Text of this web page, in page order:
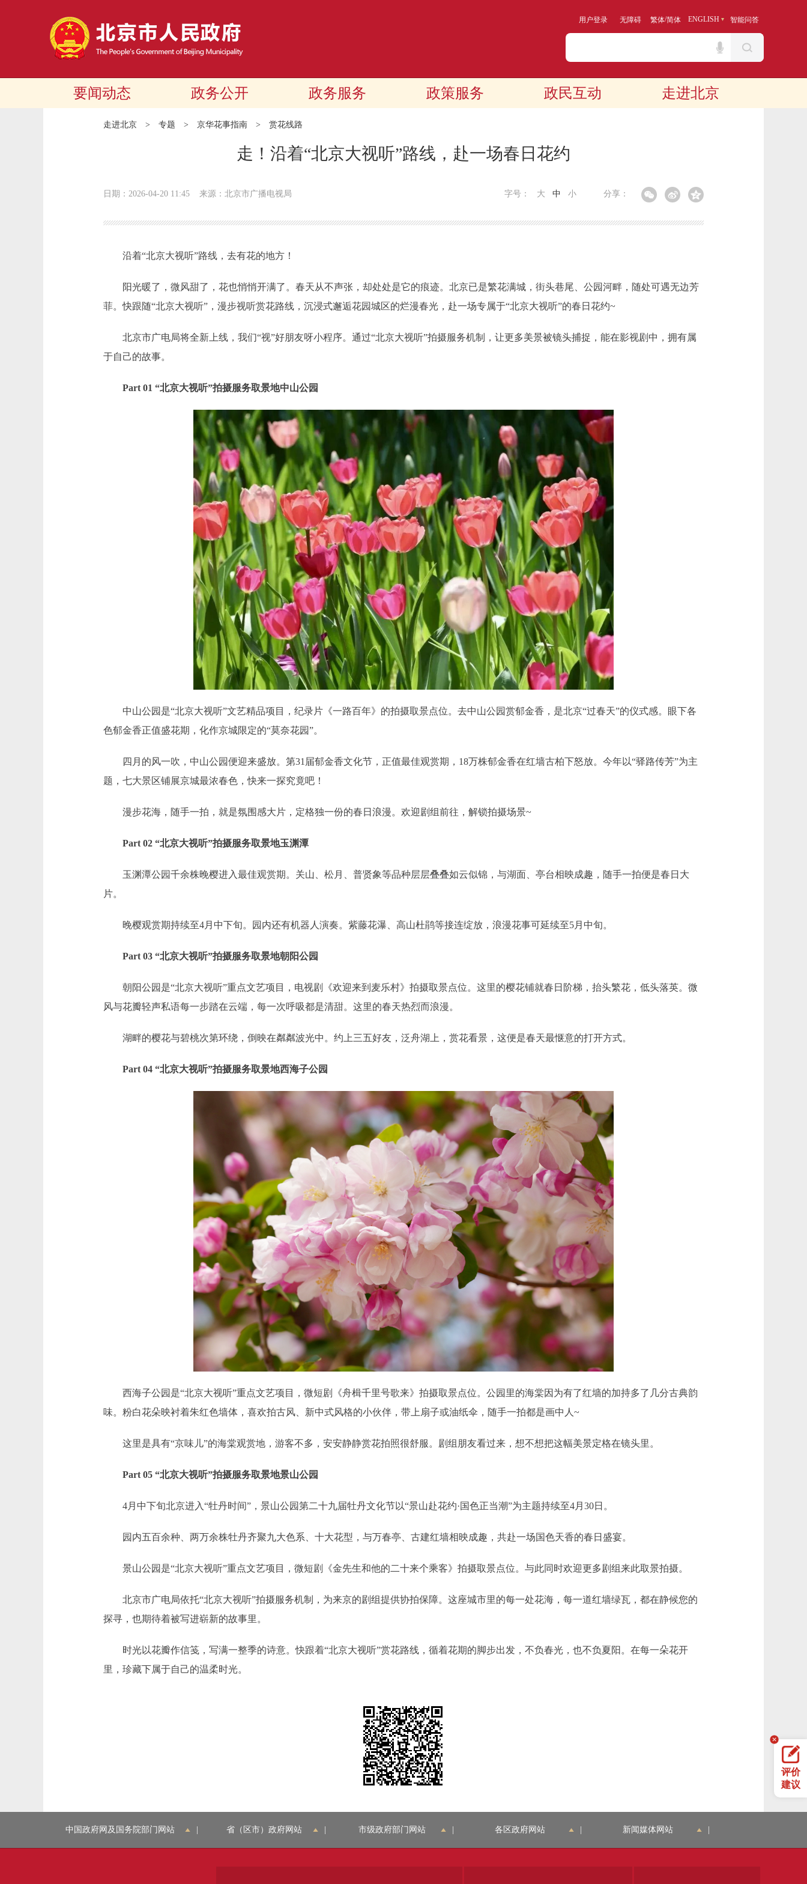
用户登录 无障碍 繁体/简体 ENGLISH 智能问答
要闻动态 政务公开 政务服务 政策服务 政民互动 走进北京
走进北京 > 专题 > 京华花事指南 > 赏花线路
走！沿着“北京大视听”路线，赴一场春日花约
日期：2026-04-20 11:45 来源：北京市广播电视局 分享：
字号： 大 中 小
沿着“北京大视听”路线，去有花的地方！
阳光暖了，微风甜了，花也悄悄开满了。春天从不声张，却处处是它的痕迹。北京已是繁花满城，街头巷尾、公园河畔，随处可遇无边芳
菲。快跟随“北京大视听”，漫步视听赏花路线，沉浸式邂逅花园城区的烂漫春光，赴一场专属于“北京大视听”的春日花约~
北京市广电局将全新上线，我们“视”好朋友呀小程序。通过“北京大视听”拍摄服务机制，让更多美景被镜头捕捉，能在影视剧中，拥有属
于自己的故事。
Part 01 “北京大视听”拍摄服务取景地中山公园
中山公园是“北京大视听”文艺精品项目，纪录片《一路百年》的拍摄取景点位。去中山公园赏郁金香，是北京“过春天”的仪式感。眼下各
色郁金香正值盛花期，化作京城限定的“莫奈花园”。
四月的风一吹，中山公园便迎来盛放。第31届郁金香文化节，正值最佳观赏期，18万株郁金香在红墙古柏下怒放。今年以“驿路传芳”为主
题，七大景区铺展京城最浓春色，快来一探究竟吧！
漫步花海，随手一拍，就是氛围感大片，定格独一份的春日浪漫。欢迎剧组前往，解锁拍摄场景~
Part 02 “北京大视听”拍摄服务取景地玉渊潭
玉渊潭公园千余株晚樱进入最佳观赏期。关山、松月、普贤象等品种层层叠叠如云似锦，与湖面、亭台相映成趣，随手一拍便是春日大
片。
晚樱观赏期持续至4月中下旬。园内还有机器人演奏。紫藤花瀑、高山杜鹃等接连绽放，浪漫花事可延续至5月中旬。
Part 03 “北京大视听”拍摄服务取景地朝阳公园
朝阳公园是“北京大视听”重点文艺项目，电视剧《欢迎来到麦乐村》拍摄取景点位。这里的樱花铺就春日阶梯，抬头繁花，低头落英。微
风与花瓣轻声私语每一步踏在云端，每一次呼吸都是清甜。这里的春天热烈而浪漫。
湖畔的樱花与碧桃次第环绕，倒映在粼粼波光中。约上三五好友，泛舟湖上，赏花看景，这便是春天最惬意的打开方式。
Part 04 “北京大视听”拍摄服务取景地西海子公园
西海子公园是“北京大视听”重点文艺项目，微短剧《舟楫千里号歌来》拍摄取景点位。公园里的海棠因为有了红墙的加持多了几分古典韵
味。粉白花朵映衬着朱红色墙体，喜欢拍古风、新中式风格的小伙伴，带上扇子或油纸伞，随手一拍都是画中人~
这里是具有“京味儿”的海棠观赏地，游客不多，安安静静赏花拍照很舒服。剧组朋友看过来，想不想把这幅美景定格在镜头里。
Part 05 “北京大视听”拍摄服务取景地景山公园
4月中下旬北京进入“牡丹时间”，景山公园第二十九届牡丹文化节以“景山赴花约·国色正当潮”为主题持续至4月30日。
园内五百余种、两万余株牡丹齐聚九大色系、十大花型，与万春亭、古建红墙相映成趣，共赴一场国色天香的春日盛宴。
景山公园是“北京大视听”重点文艺项目，微短剧《金先生和他的二十来个乘客》拍摄取景点位。与此同时欢迎更多剧组来此取景拍摄。
北京市广电局依托“北京大视听”拍摄服务机制，为来京的剧组提供协拍保障。这座城市里的每一处花海，每一道红墙绿瓦，都在静候您的
探寻，也期待着被写进崭新的故事里。
时光以花瓣作信笺，写满一整季的诗意。快跟着“北京大视听”赏花路线，循着花期的脚步出发，不负春光，也不负夏阳。在每一朵花开
里，珍藏下属于自己的温柔时光。
评价
建议
中国政府网及国务院部门网站 省（区市）政府网站 市级政府部门网站 各区政府网站 新闻媒体网站